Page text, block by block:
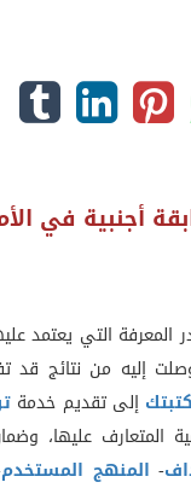
أجنبية في
التي يعتمد
إليه من نتائج قد
إلى تقديم خدمة
المتعارف عليها،
- المنهج المستخدم